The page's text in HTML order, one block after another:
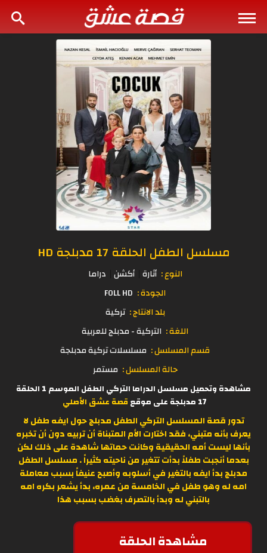
مسلسل الطفل الحلقة 17 مدبلجة HD
النوع : أثارة أكشن دراما
الجودة : FOLL HD
بلد الانتاج : تركية
اللغة : التركية - مدبلج للعربية
قسم المسلسل : مسلسلات تركية مدبلجة
حالة المسلسل : مستمر
مشاهدة وتحميل مسلسل الدراما التركي الطفل الموسم 1 الحلقة
17 مدبلجة على موقع
قصة عشق الأصلي
تدور قصة المسلسل التركي الطفل مدبلج حول ايفه طفل لا
يعرف بأنه متبني، فقد اختارت الأم المتبناة أن تربيه دون أن تخبره
بأنها ليست أمه الحقيقية وكانت حماتها شاهدة على ذلك لكن
بعدما أنجبت طفلاً بدأت تتغير من ناحيته كثيراً .مسلسل الطفل
مدبلجبدأ ايفه بالتغير في أسلوبه وأصبح عنيفاً بسبب معاملة
امه له وهو طفل في الخامسة من عمره، بدأ يشعر بكره امه
بالتبني له وبدأ بالتصرف بغضب بسبب هذا
مشاهدة الحلقة